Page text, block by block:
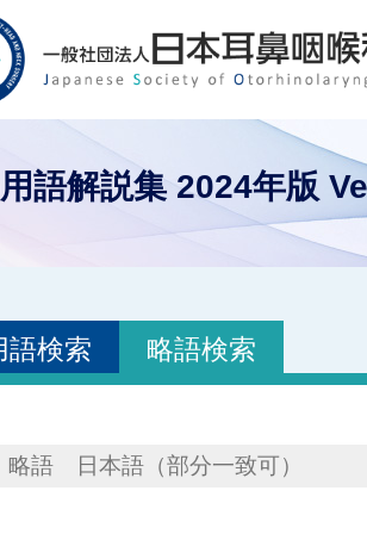
語解説集 2024年版
語検索 略語検索